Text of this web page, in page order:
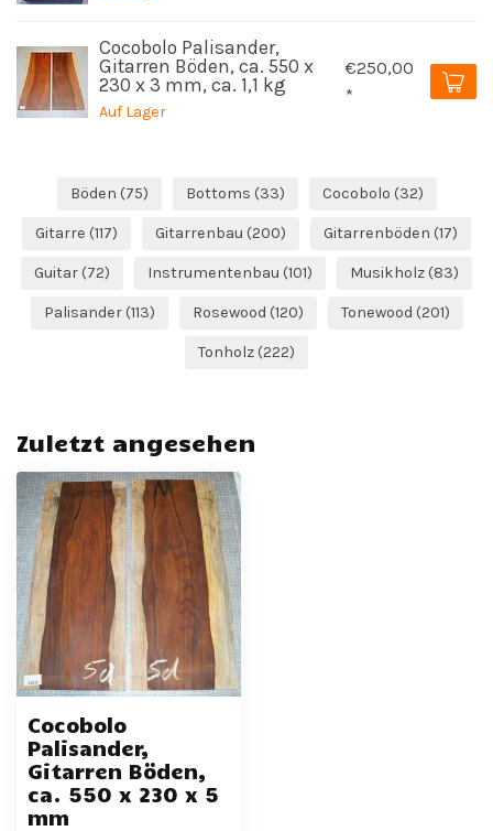
Cocobolo Palisander,
Gitarren Böden, ca. 550 x
230 x 3 mm, ca. 1,1 kg
Auf Lager
€250,00
*
Böden (75) Bottoms (33) Cocobolo (32)
Gitarre (117) Gitarrenbau (200) Gitarrenböden (17)
Guitar (72) Instrumentenbau (101) Musikholz (83)
Palisander (113) Rosewood (120) Tonewood (201)
Tonholz (222)
Zuletzt angesehen
Cocobolo
Palisander,
Gitarren Böden,
ca. 550 x 230 x 5
mm